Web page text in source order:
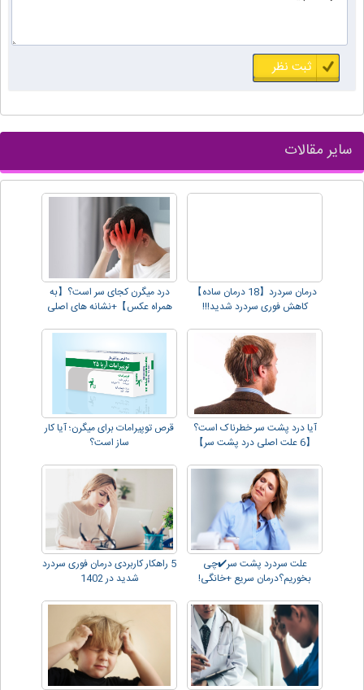
سایر مقالات
درمان سردرد【18 درمان ساده】
کاهش فوری سردرد شدید!!!
درد میگرن کجای سر است؟【به
همراه عکس】+نشانه های اصلی
آیا درد پشت سر خطرناک است؟
【6 علت اصلی درد پشت سر】
قرص توپیرامات برای میگرن؛ آیا کار
ساز است؟
علت سردرد پشت سر✔️چی
بخوریم؟درمان سریع +خانگی!
5 راهکار کاربردی درمان فوری سردرد
شدید در 1402